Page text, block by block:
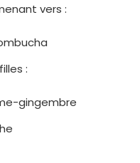
vers :
:
gingembre